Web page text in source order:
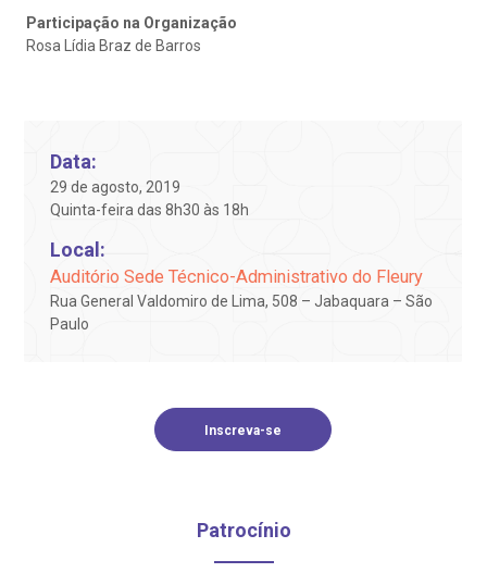
Endereço:
R. Colômbia, 332
São Paulo - SP
de Bioética
de órgãos
de cuidado
Participação na Organização
Rosa Lídia Braz de Barros
Data:
29 de agosto, 2019
Quinta-feira das 8h30 às 18h
Local:
Auditório Sede Técnico-Administrativo do Fleury
Rua General Valdomiro de Lima, 508 – Jabaquara – São
Paulo
Inscreva-se
Patrocínio